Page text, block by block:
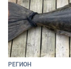
РЕГИОН